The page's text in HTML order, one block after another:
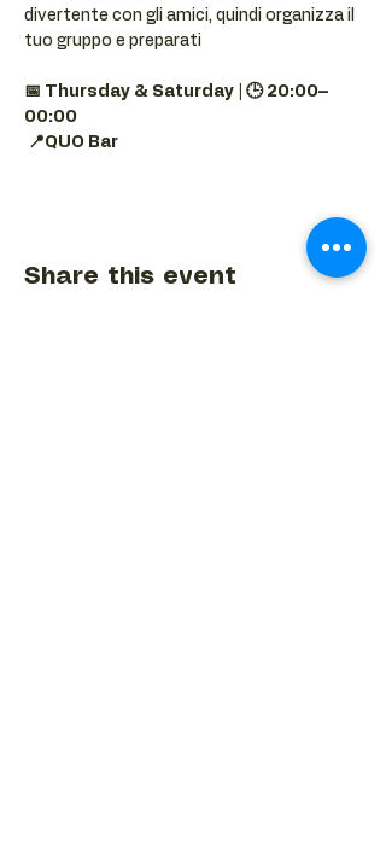
divertente con gli amici, quindi organizza il
tuo gruppo e preparati
📅 Thursday & Saturday | 🕒 20:00–
00:00
📍QUO Bar
Share this event